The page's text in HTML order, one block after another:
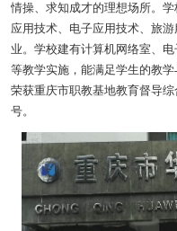
情操、求知成才的理想场所。
应用技术、电子应用技术、旅
业。学校建有计算机网络室、
等教学实施，能满足学生的教
荣获重庆市职教基地教育督导
号。